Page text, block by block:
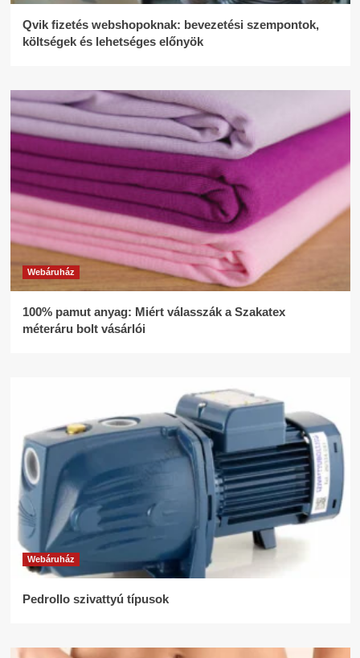
Qvik fizetés webshopoknak: bevezetési szempontok,
költségek és lehetséges előnyök
Webáruház
100% pamut anyag: Miért válasszák a Szakatex
méteráru bolt vásárlói
Webáruház
Pedrollo szivattyú típusok